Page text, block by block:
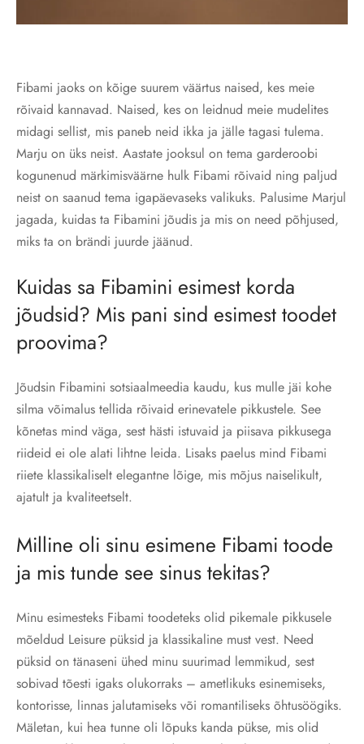
Fibami jaoks on kõige suurem väärtus naised, kes meie
rõivaid kannavad. Naised, kes on leidnud meie mudelites
midagi sellist, mis paneb neid ikka ja jälle tagasi tulema.
Marju on üks neist. Aastate jooksul on tema garderoobi
kogunenud märkimisväärne hulk Fibami rõivaid ning paljud
neist on saanud tema igapäevaseks valikuks. Palusime Marjul
jagada, kuidas ta Fibamini jõudis ja mis on need põhjused,
miks ta on brändi juurde jäänud.
Kuidas sa Fibamini esimest korda
jõudsid? Mis pani sind esimest toodet
proovima?
Jõudsin Fibamini sotsiaalmeedia kaudu, kus mulle jäi kohe
silma võimalus tellida rõivaid erinevatele pikkustele. See
kõnetas mind väga, sest hästi istuvaid ja piisava pikkusega
riideid ei ole alati lihtne leida. Lisaks paelus mind Fibami
riiete klassikaliselt elegantne lõige, mis mõjus naiselikult,
ajatult ja kvaliteetselt.
Milline oli sinu esimene Fibami toode
ja mis tunde see sinus tekitas?
Minu esimesteks Fibami toodeteks olid pikemale pikkusele
mõeldud Leisure püksid ja klassikaline must vest. Need
püksid on tänaseni ühed minu suurimad lemmikud, sest
sobivad tõesti igaks olukorraks – ametlikuks esinemiseks,
kontorisse, linnas jalutamiseks või romantiliseks õhtusöögiks.
Mäletan, kui hea tunne oli lõpuks kanda pükse, mis olid